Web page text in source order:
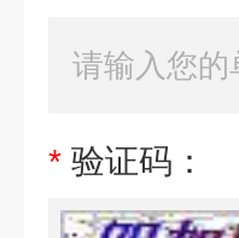
* 验证码：